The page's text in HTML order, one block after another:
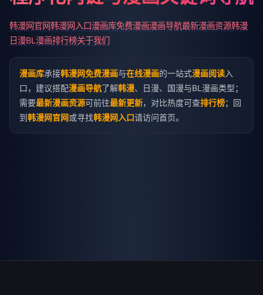
韩漫网官网韩漫网入口漫画库免费漫画漫画导航最新漫画资源韩漫
日漫BL漫画排行榜关于我们
漫画库承接韩漫网免费漫画与在线漫画的一站式漫画阅读入
口，建议搭配漫画导航了解韩漫、日漫、国漫与BL漫画类型；
需要最新漫画资源可前往最新更新，对比热度可查排行榜；回
到韩漫网官网或寻找韩漫网入口请访问首页。